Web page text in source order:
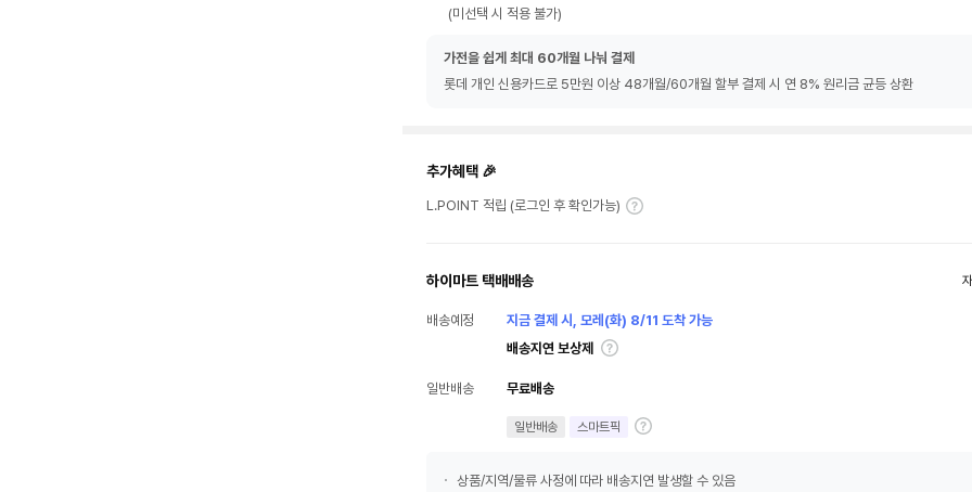
(미선택 시 적용 불가)
가전을 쉽게 최대 60개월 나눠 결제
롯데 개인 신용카드로 5만원 이상 48개월/60개월 할부 결제 시 연 8% 원리금 균등 상환
추가혜택 🎉
L.POINT 적립 (로그인 후 확인가능)
하이마트 택배배송
배송예정
지금 결제 시, 모레(화) 8/11 도착 가능
배송지연 보상제
일반배송 무료배송
일반배송 스마트픽
상품/지역/물류 사정에 따라 배송지연 발생할 수 있음